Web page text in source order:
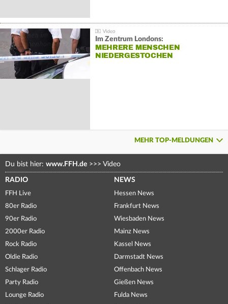
Im Zentrum Londons:
MEHRERE MENSCHEN
NIEDERGESTOCHEN
MEHR TOP-MELDUNGEN
Du bist hier: www.FFH.de >>> Video
RADIO
FFH Live
80er Radio
90er Radio
2000er Radio
Rock Radio
Oldie Radio
Schlager Radio
Party Radio
Lounge Radio
NEWS
Hessen News
Frankfurt News
Wiesbaden News
Mainz News
Kassel News
Darmstadt News
Offenbach News
Gießen News
Fulda News